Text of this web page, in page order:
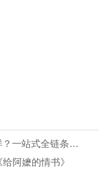
COURSEMO牛剑教育全托怎么样？一站式全链条全托，近200名学员进入世界名校
阿嬷的情书》